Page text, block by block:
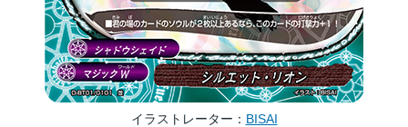
イラストレーター BISAI